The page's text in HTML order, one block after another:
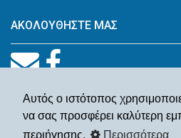
Αυτός ο ιστότοπος
να σας προσφέρει καλύτερη
περιήγησης.
Περισσότερα
ΑΚΟΛΟΥΘΗΣΤΕ ΜΑΣ